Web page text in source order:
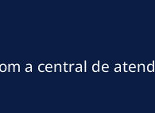
a central de